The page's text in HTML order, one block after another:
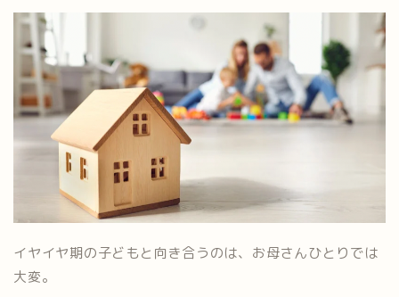
イヤイヤ期の子どもと向き合うのは、お母さんひとりでは
大変。